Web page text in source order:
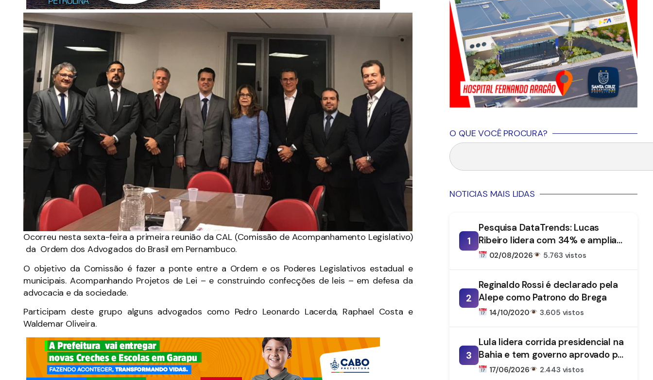
Ocorreu nesta sexta-feira a primeira reunião da CAL (Comissão de Acompanhamento Legislativo)
da Ordem dos Advogados do Brasil em Pernambuco.
O objetivo da Comissão é fazer a ponte entre a Ordem e os Poderes Legislativos estadual e
municipais. Acompanhando Projetos de Lei – e construindo confecções de leis – em defesa da
advocacia e da sociedade.
Participam deste grupo alguns advogados como Pedro Leonardo Lacerda, Raphael Costa e
Waldemar Oliveira.
O QUE VOCÊ PROCURA?
NOTICIAS MAIS LIDAS
1
Pesquisa DataTrends: Lucas
Ribeiro lidera com 34% e amplia
vantagem na disputa pelo
02/08/2026 5.763 vistos
2
Reginaldo Rossi é declarado pela
Alepe como Patrono do Brega
14/10/2020 3.605 vistos
3
Lula lidera corrida presidencial na
Bahia e tem governo aprovado por
61%, aponta DataTrends
17/06/2026 2.443 vistos